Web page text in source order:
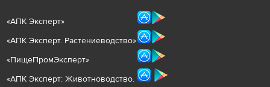
«АПК Эксперт»
«АПК Эксперт. Растениеводство»
«ПищеПромЭксперт»
«АПК Эксперт: Животноводство.